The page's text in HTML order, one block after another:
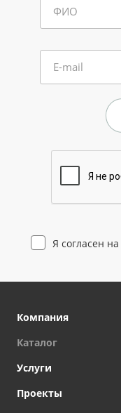
ФИО
E-mail
Я согласен на
Компания
Каталог
Услуги
Проекты